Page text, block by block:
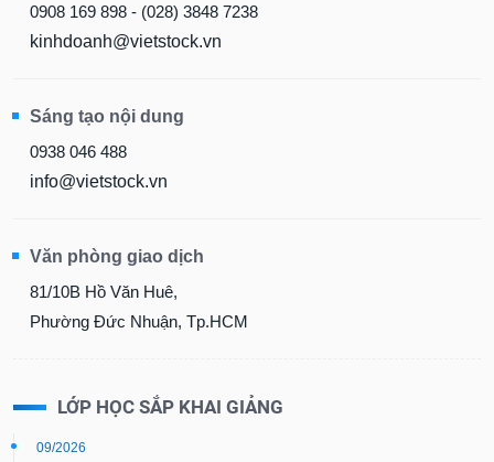
0908 169 898 - (028) 3848 7238
kinhdoanh@vietstock.vn
Sáng tạo nội dung
0938 046 488
info@vietstock.vn
Văn phòng giao dịch
81/10B Hồ Văn Huê,
Phường Đức Nhuận, Tp.HCM
LỚP HỌC SẮP KHAI GIẢNG
09/2026